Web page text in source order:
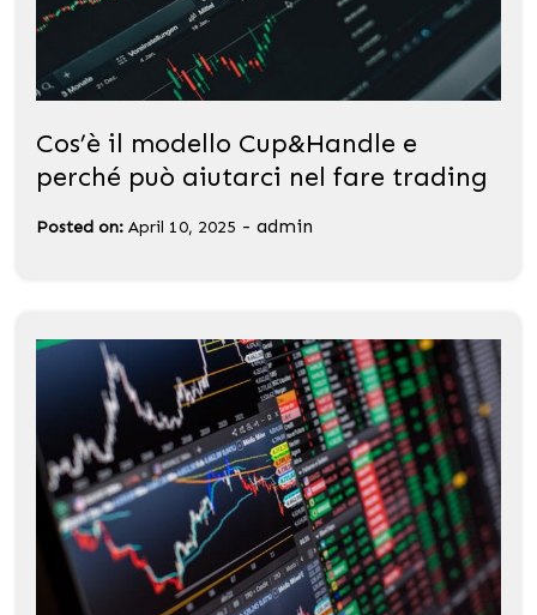
Cos’è il modello Cup&Handle e
perché può aiutarci nel fare trading
Posted on: April 10, 2025 - admin